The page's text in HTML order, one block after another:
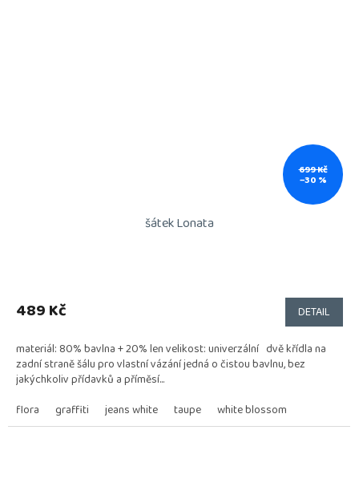
699 Kč
–30 %
šátek Lonata
produktu
z
5
hvězdiček.
489 Kč DETAIL
materiál: 80% bavlna + 20% len velikost: univerzální dvě křídla na
zadní straně šálu pro vlastní vázání jedná o čistou bavlnu, bez
jakýchkoliv přídavků a příměsí...
flora
graffiti jeans white taupe white blossom